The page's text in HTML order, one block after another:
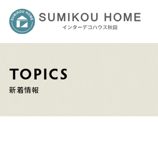
TOPICS
新着情報